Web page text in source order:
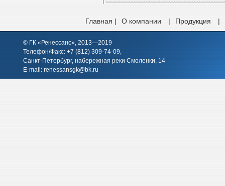
Главная | О компании | Продукция |
© ГК «Ренессанс», 2013—2019
Телефон/Факс: +7 (812) 309-74-09,
Санкт-Петербург, набережная реки Смоленки, 14
E-mail: renessansgk@bk.ru